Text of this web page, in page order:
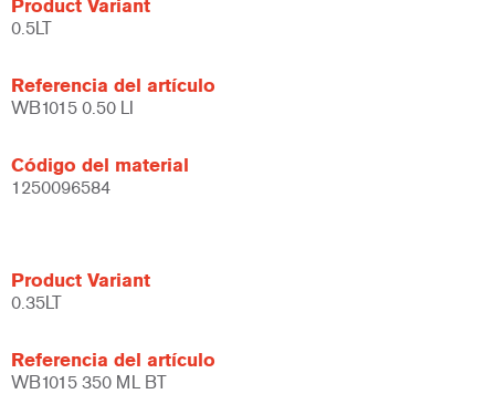
Product Variant
0.5LT
Referencia del artículo
WB1015 0.50 LI
Código del material
1250096584
Product Variant
0.35LT
Referencia del artículo
WB1015 350 ML BT